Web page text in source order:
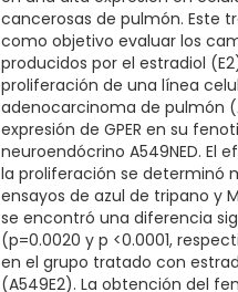
cancerosas de pulmón. Este
como objetivo evaluar los
producidos por el estradiol
proliferación de una línea
adenocarcinoma de pulmón
expresión de GPER en su
neuroendócrino A549NED. El
la proliferación se determinó
ensayos de azul de tripano y
se encontró una diferencia
(p=0.0020 y p <0.0001,
en el grupo tratado con
(A549E2). La obtención del